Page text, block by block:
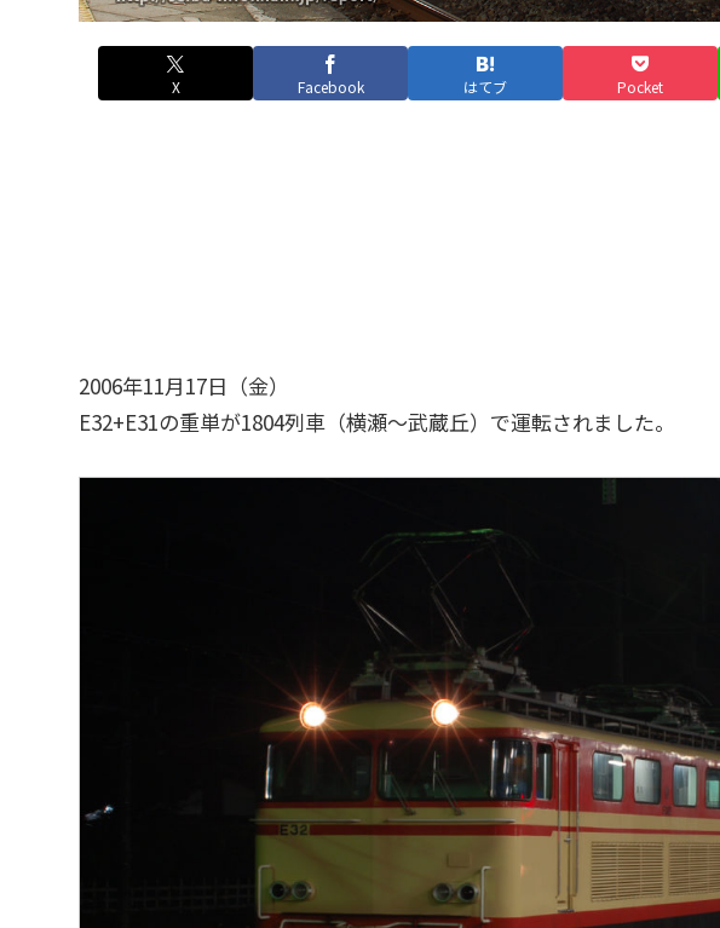
X Facebook はてブ Pocket
2006年11月17日（金）
E32+E31の重単が1804列車（横瀬～武蔵丘）で運転されました。